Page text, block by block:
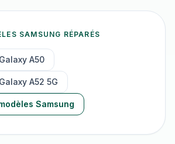
SAMSUNG RÉPARÉS
Galaxy A50
Galaxy A52 5G
Samsung